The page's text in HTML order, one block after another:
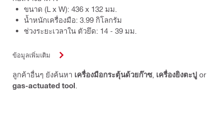
ขนาด (L x W): 436 x 132 มม.
น้ำหนักเครื่องมือ: 3.99 กิโลกรัม
ช่วงระยะเวลาใน ตัวยึด: 14 - 39 มม.
ข้อมูลเพิ่มเติม
ลูกค้าอื่นๆ ยังค้นหา เครื่องมือกระตุ้นด้วยก๊าซ, เครื่องยิงตะปู or
gas-actuated tool